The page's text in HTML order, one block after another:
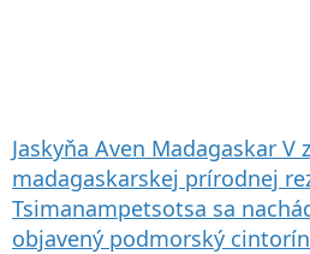
Jaskyňa Aven Madagaskar V
madagaskarskej prírodnej
Tsimanampetsotsa sa
objavený podmorský